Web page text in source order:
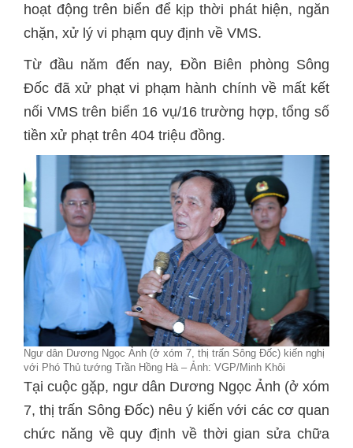
hoạt động trên biển để kịp thời phát hiện, ngăn
chặn, xử lý vi phạm quy định về VMS.
Từ đầu năm đến nay, Đồn Biên phòng Sông
Đốc đã xử phạt vi phạm hành chính về mất kết
nối VMS trên biển 16 vụ/16 trường hợp, tổng số
tiền xử phạt trên 404 triệu đồng.
Ngư dân Dương Ngọc Ảnh (ở xóm 7, thị trấn Sông Đốc) kiến nghị
với Phó Thủ tướng Trần Hồng Hà – Ảnh: VGP/Minh Khôi
Tại cuộc gặp, ngư dân Dương Ngọc Ảnh (ở xóm
7, thị trấn Sông Đốc) nêu ý kiến với các cơ quan
chức năng về quy định về thời gian sửa chữa